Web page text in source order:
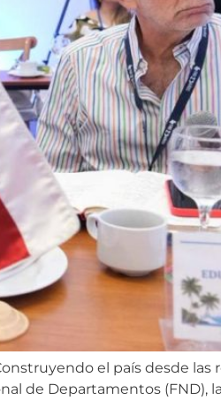
el país desde las
de Departamentos (FND),